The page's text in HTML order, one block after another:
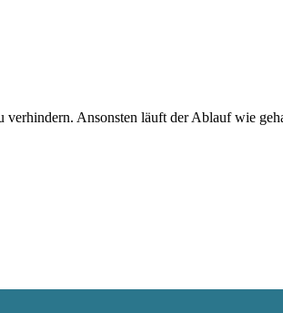
Ansonsten läuft der Ablauf wie